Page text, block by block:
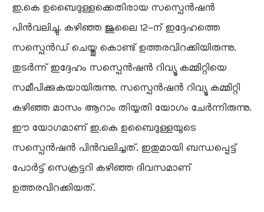
ഇ.കെ ഉബൈദുള്ളക്കെതിരായ സസ്പെൻഷൻ
പിൻവലിച്ചു. കഴിഞ്ഞ ജൂലൈ 12-ന് ഇദ്ദേഹത്തെ
സസ്പെൻഡ് ചെയ്തു കൊണ്ട് ഉത്തരവിറക്കിയിരുന്നു.
തുടർന്ന് ഇദ്ദേഹം സസ്പെൻഷൻ റിവ്യൂ കമ്മിറ്റിയെ
സമീപിക്കുകയായിരുന്നു. സസ്പെൻഷൻ റിവ്യൂ കമ്മിറ്റി
കഴിഞ്ഞ മാസം ആറാം തിയ്യതി യോഗം ചേർന്നിരുന്നു.
ഈ യോഗമാണ് ഇ.കെ ഉബൈദുള്ളയുടെ
സസ്പെൻഷൻ പിൻവലിച്ചത്. ഇതുമായി ബന്ധപ്പെട്ട്
പോർട്ട് സെക്രട്ടറി കഴിഞ്ഞ ദിവസമാണ്
ഉത്തരവിറക്കിയത്.